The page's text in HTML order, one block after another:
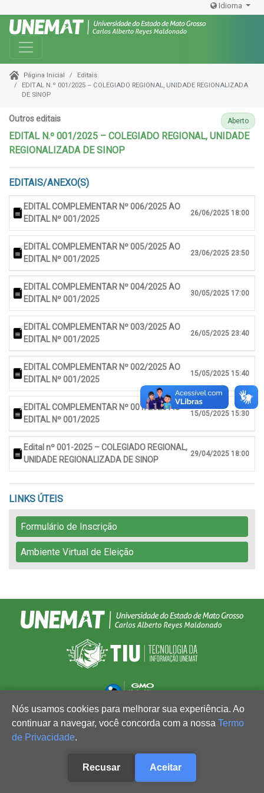
Idioma
Toggle navigation
Página Inicial
Editais
EDITAL N.º 001/2025 – COLEGIADO REGIONAL, UNIDADE REGIONALIZADA
DE SINOP
Outros editais Aberto
EDITAL N.º 001/2025 – COLEGIADO REGIONAL, UNIDADE
REGIONALIZADA DE SINOP
EDITAIS/ANEXO(S)
EDITAL COMPLEMENTAR Nº 006/2025 AO
EDITAL Nº 001/2025
26/06/2025 18:00
EDITAL COMPLEMENTAR Nº 005/2025 AO
EDITAL Nº 001/2025
23/06/2025 23:50
EDITAL COMPLEMENTAR Nº 004/2025 AO
EDITAL Nº 001/2025
30/05/2025 17:00
EDITAL COMPLEMENTAR Nº 003/2025 AO
EDITAL Nº 001/2025
26/05/2025 23:40
EDITAL COMPLEMENTAR Nº 002/2025 AO
EDITAL Nº 001/2025
15/05/2025 15:40
EDITAL COMPLEMENTAR Nº 001/2025 AO
EDITAL Nº 001/2025
15/05/2025 15:30
Edital nº 001-2025 – COLEGIADO REGIONAL,
UNIDADE REGIONALIZADA DE SINOP
29/04/2025 18:00
LINKS ÚTEIS
Formulário de Inscrição
Ambiente Virtual de Eleição
Nós usamos cookies para melhorar sua experiência. Ao
continuar a navegar, você concorda com a nossa Termo
de Privacidade.
Recusar Aceitar